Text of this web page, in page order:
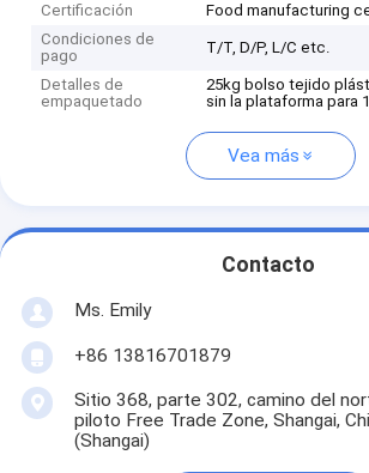
Certificación
Food manufacturing
Condiciones de
pago
T/T, D/P, L/C etc.
Detalles de
empaquetado
25kg bolso tejido
sin la plataforma para
Vea más
Contacto
Ms. Emily
+86 13816701879
Sitio 368, parte 302, camino del
piloto Free Trade Zone, Shangai,
(Shangai)